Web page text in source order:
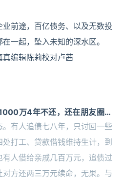
前途，百亿债务、以及无数投
一起，坠入未知的深水区。
编辑陈莉校对卢茜
万4年不还，还在朋友圈晒
钱”
有人追债七八年，只讨回一些
打工、贷款借钱维持生计，到
人借给亲戚几百万元，追债过
方还两三万元续命，无果。与